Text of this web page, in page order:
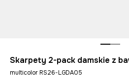
Skarpety 2-pack damskie z
multicolor RS26-LGDA05